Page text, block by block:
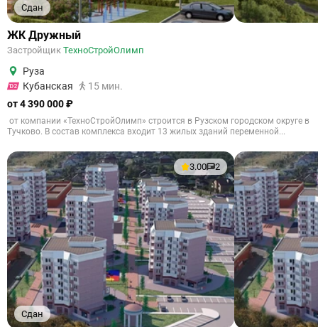
Сдан
ЖК Дружный
Застройщик ТехноСтройОлимп
Руза
Кубанская
15 мин.
от 4 390 000 ₽
от компании «ТехноСтройОлимп» строится в Рузском городском округе в
Тучково. В состав комплекса входит 13 жилых зданий переменной...
Сдан
3.00 2